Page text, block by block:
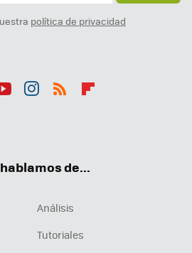
política de privacidad
de...
Análisis
Tutoriales